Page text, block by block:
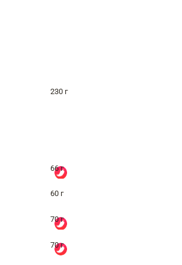
230 г
66 г
60 г
70 г
70 г